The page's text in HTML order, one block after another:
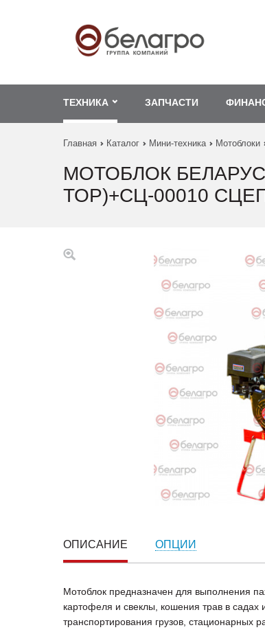
ТЕХНИКА ЗАПЧАСТИ
Главная Каталог Мини-техника Мотоблоки
МОТОБЛОК
ТОР)+СЦ-00010
ОПИСАНИЕ ОПЦИИ
Мотоблок предназначен для выполнения
картофеля и свеклы, кошения трав в садах
транспортирования грузов, стационарных